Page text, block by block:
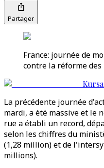
Partager
France: journée de
contre la réforme
La précédente journée
mardi, a été massive et le
rue a établi un record,
selon les chiffres du
(1,28 million) et de
millions).